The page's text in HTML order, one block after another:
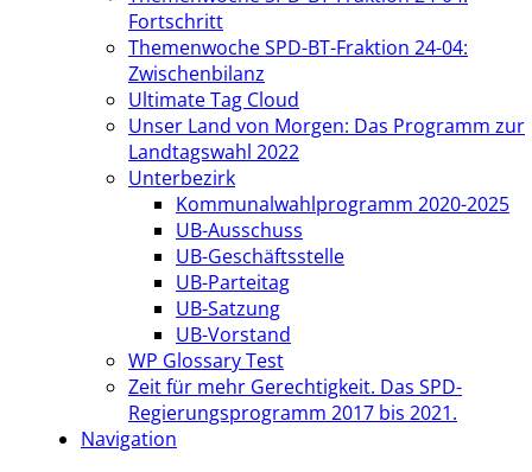
Fortschritt
Themenwoche SPD-BT-Fraktion 24-04:
Zwischenbilanz
Ultimate Tag Cloud
Unser Land von Morgen: Das Programm zur
Landtagswahl 2022
Unterbezirk
Kommunalwahlprogramm 2020-2025
UB-Ausschuss
UB-Geschäftsstelle
UB-Parteitag
UB-Satzung
UB-Vorstand
WP Glossary Test
Zeit für mehr Gerechtigkeit. Das SPD-
Regierungsprogramm 2017 bis 2021.
Navigation